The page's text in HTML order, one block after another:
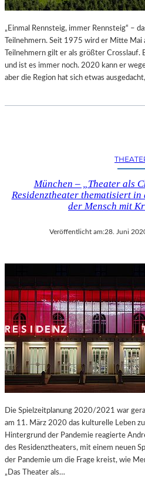
„Einmal Rennsteig, immer Rennsteig“ –
Teilnehmern. Seit 1975 wird er Mitte
Teilnehmern gilt er als größter Crosslauf.
und ist es immer noch. 2020 kann er
aber die Region hat sich etwas
München – „Theater als
Residenztheater thematisiert
der Mensch mit
Veröffentlicht am:28. Juni
Die Spielzeitplanung 2020/2021 war
am 11. März 2020 das kulturelle Leben
Hintergrund der Pandemie reagierte
des Residenztheaters, mit einem neuen
der Pandemie um die Frage kreist, wie
„Das Theater als…